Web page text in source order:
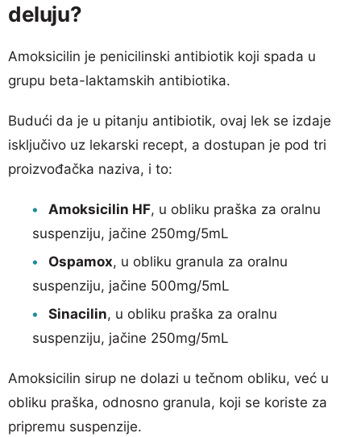
deluju?
Amoksicilin je penicilinski antibiotik koji spada u
grupu beta-laktamskih antibiotika.
Budući da je u pitanju antibiotik, ovaj lek se izdaje
isključivo uz lekarski recept, a dostupan je pod tri
proizvođačka naziva, i to:
Amoksicilin HF, u obliku praška za oralnu
suspenziju, jačine 250mg/5mL
Ospamox, u obliku granula za oralnu
suspenziju, jačine 500mg/5mL
Sinacilin, u obliku praška za oralnu
suspenziju, jačine 250mg/5mL
Amoksicilin sirup ne dolazi u tečnom obliku, već u
obliku praška, odnosno granula, koji se koriste za
pripremu suspenzije.